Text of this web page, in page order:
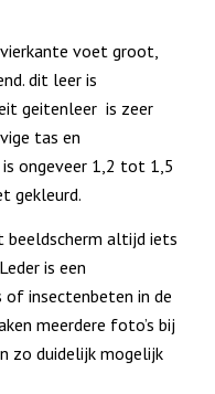
voet groot,
dit leer is
geitenleer is zeer
tas en
ongeveer 1,2 tot 1,5
gekleurd.
beeldscherm altijd iets
is een
insectenbeten in de
meerdere foto’s bij
zo duidelijk mogelijk